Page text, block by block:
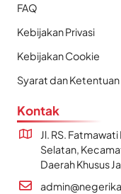
FAQ
Kebijakan Privasi
Kebijakan Cookie
Syarat dan Ketentuan
Kontak
Jl. RS.
Selatan,
Daerah Khusus